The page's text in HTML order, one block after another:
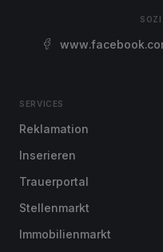
SERVICES
Reklamation
Inserieren
Trauerportal
Stellenmarkt
Immobilienmarkt